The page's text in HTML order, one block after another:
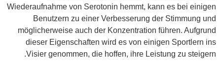
Wiederaufnahme von Serotonin hemmt, kann es bei einigen
Benutzern zu einer Verbesserung der Stimmung und
möglicherweise auch der Konzentration führen. Aufgrund
dieser Eigenschaften wird es von einigen Sportlern ins
Visier genommen, die hoffen, ihre Leistung zu steigern.